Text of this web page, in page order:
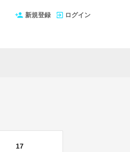
新規登録 ログイン
17